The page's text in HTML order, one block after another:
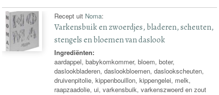
Recept uit Noma:
Varkensbuik en zwoerdjes, bladeren, scheuten,
stengels en bloemen van daslook
Ingrediënten:
aardappel, babykomkommer, bloem, boter,
daslookbladeren, daslookbloemen, daslookscheuten,
druivenpitolie, kippenbouillon, kippengelei, melk,
raapzaadolie, ui, varkensbuik, varkenszwoerd en zout